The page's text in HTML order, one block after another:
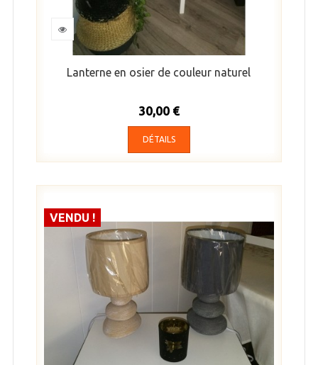
Lanterne en osier de couleur naturel
30,00 €
DÉTAILS
VENDU !